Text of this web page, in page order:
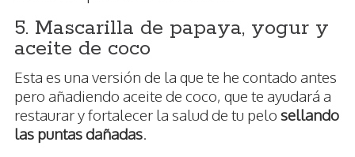
5. Mascarilla de papaya, yogur y
aceite de coco
Esta es una versión de la que te he contado antes
pero añadiendo aceite de coco, que te ayudará a
restaurar y fortalecer la salud de tu pelo sellando
las puntas dañadas.